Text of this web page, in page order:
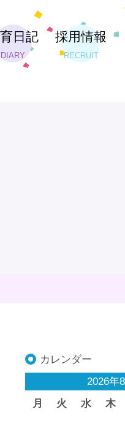
日記
DIARY
採用情報
RECRUIT
カレンダー
2026年8
月
火 水 木